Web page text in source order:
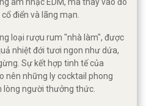
điển và lãng mạn.
loại rượu rum "nhà làm", được
nhiệt đới tươi ngon như dứa,
Sự kết hợp tinh tế của
nên những ly cocktail phong
lòng người thưởng thức.